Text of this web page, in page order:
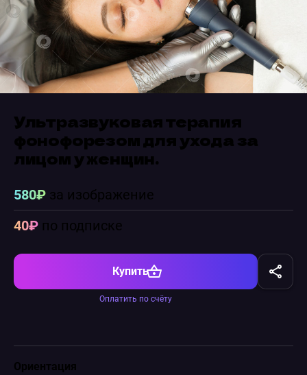
Ультразвуковая терапия
фонофорезом для ухода за
лицом у женщин.
580₽за изображение
40₽по подписке
Купить
Оплатить по счёту
Ориентация